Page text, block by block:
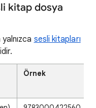
kitap dosya
sesli kitapları
Örnek